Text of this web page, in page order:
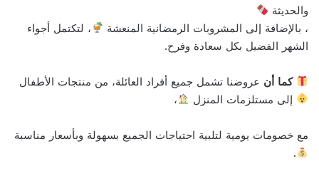
والحديثة
، بالإضافة إلى المشروبات الرمضانية المنعشة
، لتكتمل أجواء
الشهر الفضيل بكل سعادة وفرح.
كما أن عروضنا تشمل جميع أفراد العائلة، من منتجات الأطفال
إلى مستلزمات المنزل
،
مع خصومات يومية لتلبية احتياجات الجميع بسهولة وبأسعار مناسبة
.